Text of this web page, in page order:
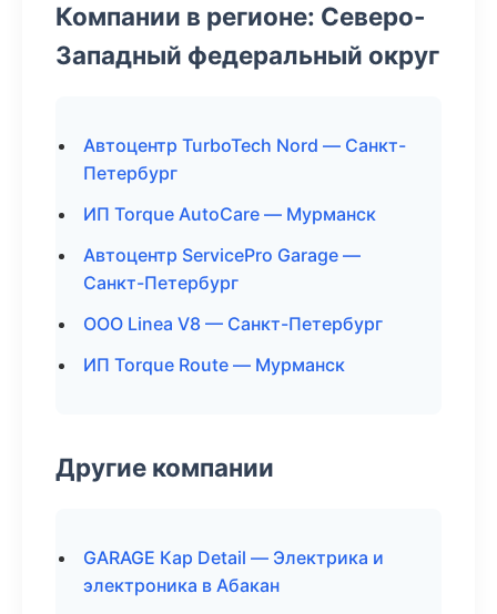
Компании в регионе: Северо-
Западный федеральный округ
Автоцентр TurboTech Nord — Санкт-
Петербург
ИП Torque AutoCare — Мурманск
Автоцентр ServicePro Garage —
Санкт-Петербург
ООО Linea V8 — Санкт-Петербург
ИП Torque Route — Мурманск
Другие компании
GARAGE Кар Detail — Электрика и
электроника в Абакан